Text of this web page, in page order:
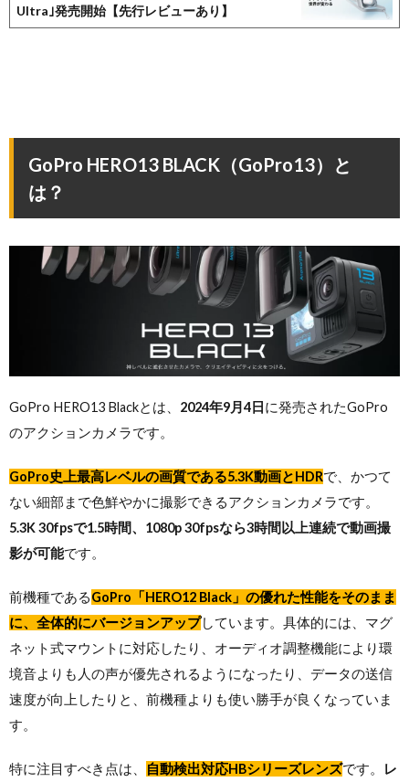
Ultra｣発売開始【先行レビューあり】
GoPro HERO13 BLACK（GoPro13）と
は？
GoPro HERO13 Blackとは、 2024年9月4日 に発売されたGoPro
のアクションカメラです。
GoPro史上最高レベルの画質である5.3K動画とHDRで、かつて
ない細部まで色鮮やかに撮影できるアクションカメラです。
5.3K 30fpsで1.5時間、1080p 30fpsなら3時間以上連続で動画撮
影が可能です。
前機種であるGoPro「HERO12 Black」の優れた性能をそのまま
に、全体的にバージョンアップしています。具体的には、マグ
ネット式マウントに対応したり、オーディオ調整機能により環
境音よりも人の声が優先されるようになったり、データの送信
速度が向上したりと、前機種よりも使い勝手が良くなっていま
す。
特に注目すべき点は、 自動検出対応HBシリーズレンズです。
レ